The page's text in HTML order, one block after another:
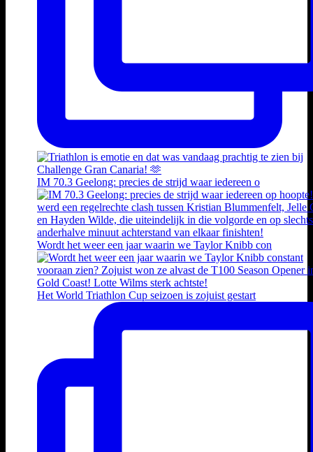
IM 70.3 Geelong: precies de strijd waar iedereen o
Wordt het weer een jaar waarin we Taylor Knibb con
Het World Triathlon Cup seizoen is zojuist gestart